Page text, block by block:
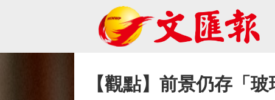
【觀點】前景仍存「